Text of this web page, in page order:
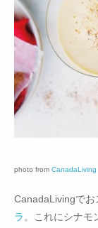
photo from CanadaLiving
CanadaLivingで
ラ 。これにシナモ